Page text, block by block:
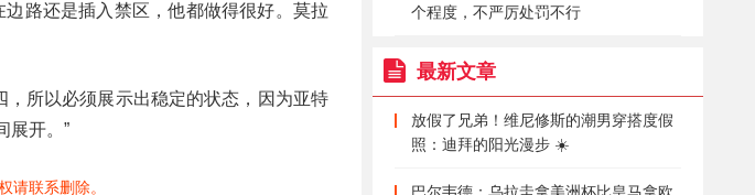
路还是插入禁区，他都做得很好。莫拉
所以必须展示出稳定的状态，因为亚特
展开。”
请联系删除。
个程度，不严厉处罚不行
最新文章
放假了兄弟！维尼修斯的潮男穿搭度假
照：迪拜的阳光漫步 ☀️